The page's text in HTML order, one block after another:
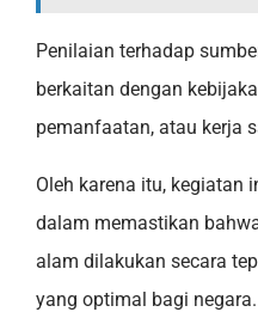
Penilaian terhadap
berkaitan dengan
pemanfaatan, atau kerja
Oleh karena itu, kegiatan
dalam memastikan
alam dilakukan secara
yang optimal bagi negara.